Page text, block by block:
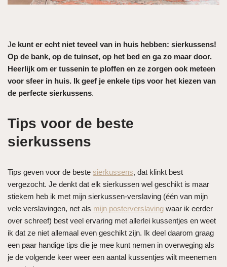
Je kunt er echt niet teveel van in huis hebben: sierkussens!
Op de bank, op de tuinset, op het bed en ga zo maar door.
Heerlijk om er tussenin te ploffen en ze zorgen ook meteen
voor sfeer in huis. Ik geef je enkele tips voor het kiezen van
de perfecte sierkussens.
Tips voor de beste
sierkussens
Tips geven voor de beste sierkussens, dat klinkt best
vergezocht. Je denkt dat elk sierkussen wel geschikt is maar
stiekem heb ik met mijn sierkussen-verslaving (één van mijn
vele verslavingen, net als mijn posterverslaving waar ik eerder
over schreef) best veel ervaring met allerlei kussentjes en weet
ik dat ze niet allemaal even geschikt zijn. Ik deel daarom graag
een paar handige tips die je mee kunt nemen in overweging als
je de volgende keer weer een aantal kussentjes wilt meenemen